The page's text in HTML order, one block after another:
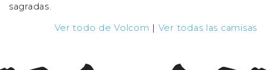
sagradas.
Ver todo de Volcom | Ver todas las camisas